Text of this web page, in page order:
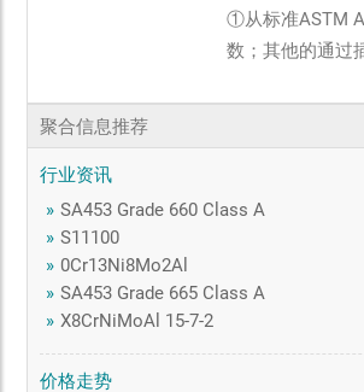
①从标准ASTM
数；其他的通过
聚合信息推荐
行业资讯
» SA453 Grade 660 Class A
» S11100
» 0Cr13Ni8Mo2Al
» SA453 Grade 665 Class A
» X8CrNiMoAl 15-7-2
价格走势